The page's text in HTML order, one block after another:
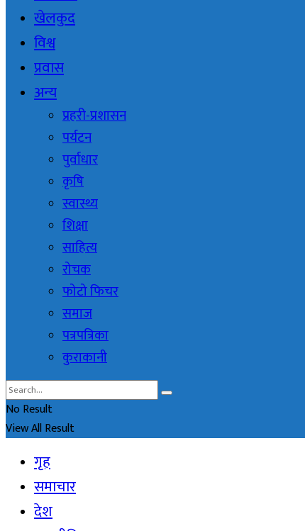
खेलकुद
विश्व
प्रवास
अन्य
प्रहरी-प्रशासन
पर्यटन
पुर्वाधार
कृषि
स्वास्थ्य
शिक्षा
साहित्य
रोचक
फोटो फिचर
समाज
पत्रपत्रिका
कुराकानी
No Result
View All Result
गृह
समाचार
देश